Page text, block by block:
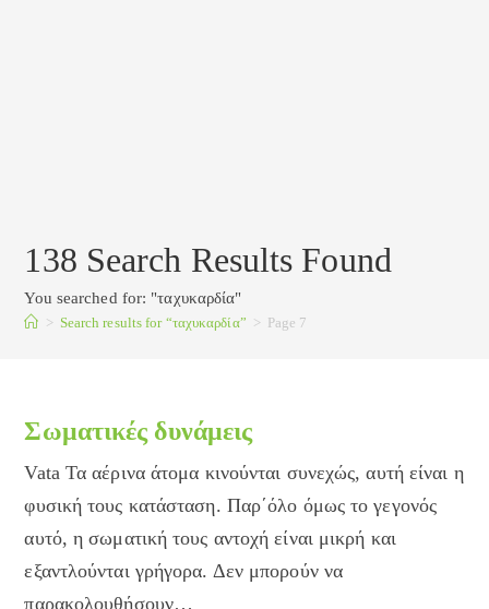
138 Search Results Found
You searched for: "ταχυκαρδία"
> Search results for“ταχυκαρδία” > Page 7
Σωματικές δυνάμεις
Vata Τα αέρινα άτομα κινούνται συνεχώς, αυτή είναι η
φυσική τους κατάσταση. Παρ΄όλο όμως το γεγονός
αυτό, η σωματική τους αντοχή είναι μικρή και
εξαντλούνται γρήγορα. Δεν μπορούν να
παρακολουθήσουν…